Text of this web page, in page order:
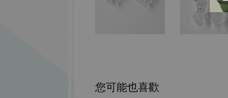
您可能也喜歡